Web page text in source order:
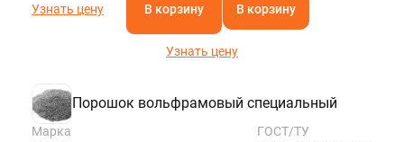
Узнать цену В корзину В корзину
Узнать цену
Порошок вольфрамовый специальный
Марка
ГОСТ/ТУ